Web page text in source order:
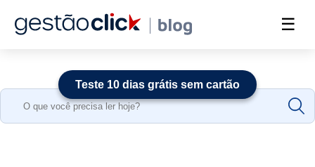
☰
Search
Teste 10 dias grátis sem cartão